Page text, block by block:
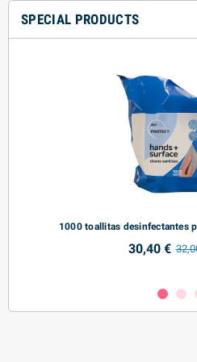
SPECIAL PRODUCTS
1000 toallitas desinfectantes
30,40 €